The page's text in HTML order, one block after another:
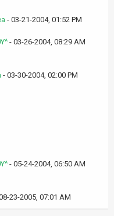
- 03-21-2004, 01:52 PM
- 03-26-2004, 08:29 AM
- 03-30-2004, 02:00 PM
- 05-24-2004, 06:50 AM
23-2005, 07:01 AM